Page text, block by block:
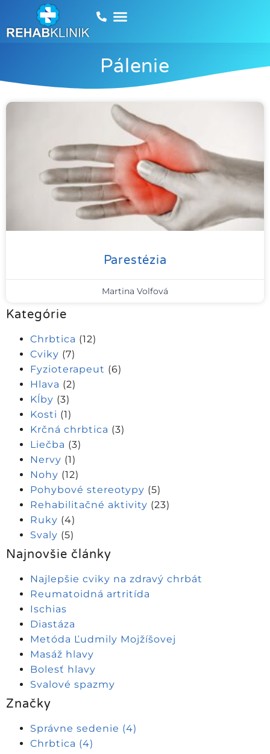
Pálenie
Kategórie
Chrbtica (12)
Cviky (7)
Fyzioterapeut (6)
Hlava (2)
Kĺby (3)
Kosti (1)
Krčná chrbtica (3)
Liečba (3)
Nervy (1)
Nohy (12)
Pohybové stereotypy (5)
Rehabilitačné aktivity (23)
Ruky (4)
Svaly (5)
Najnovšie články
Najlepšie cviky na zdravý chrbát
Reumatoidná artritída
Ischias
Diastáza
Metóda Ľudmily Mojžíšovej
Masáž hlavy
Bolesť hlavy
Svalové spazmy
Značky
Správne sedenie (4)
Chrbtica (4)
Parestézia
Martina Volfová